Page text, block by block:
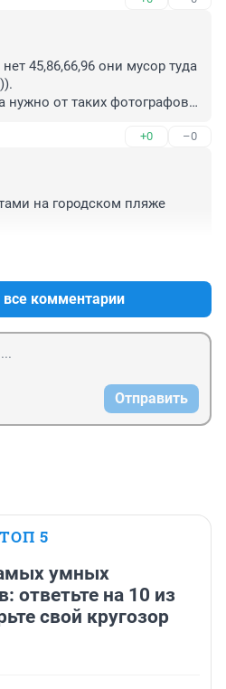
45,86,66,96 они мусор туда
нужно от таких фотографов
не выносят, установили
виноваты - туристы из
+0 –0
на городском пляже
все комментарии
Отправить
ТОП 5
умных
ответьте на 10 из
свой кругозор